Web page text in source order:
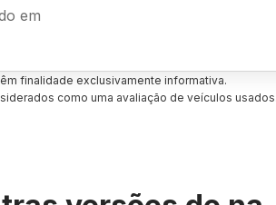
em
finalidade exclusivamente informativa.
como uma avaliação de veículos usados.